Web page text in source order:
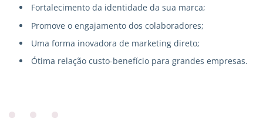
Fortalecimento da identidade da sua marca;
Promove o engajamento dos colaboradores;
Uma forma inovadora de marketing direto;
Ótima relação custo-benefício para grandes empresas.